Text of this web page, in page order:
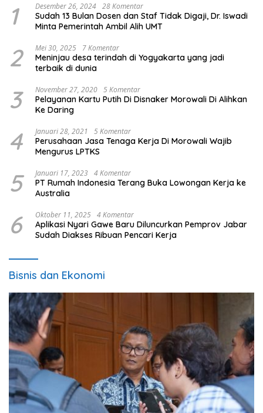
1 Desember 26, 2024 28 Komentar
Sudah 13 Bulan Dosen dan Staf Tidak Digaji, Dr. Iswadi
Minta Pemerintah Ambil Alih UMT
2 Mei 30, 2025 7 Komentar
Meninjau desa terindah di Yogyakarta yang jadi
terbaik di dunia
3 November 27, 2020 5 Komentar
Pelayanan Kartu Putih Di Disnaker Morowali Di Alihkan
Ke Daring
4 Januari 28, 2021 5 Komentar
Perusahaan Jasa Tenaga Kerja Di Morowali Wajib
Mengurus LPTKS
5 Januari 17, 2023 4 Komentar
PT Rumah Indonesia Terang Buka Lowongan Kerja ke
Australia
6 Oktober 11, 2025 4 Komentar
Aplikasi Nyari Gawe Baru Diluncurkan Pemprov Jabar
Sudah Diakses Ribuan Pencari Kerja
Bisnis dan Ekonomi